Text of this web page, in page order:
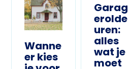
Wanne
er kies
Garag
erolde
uren:
alles
wat je
moet